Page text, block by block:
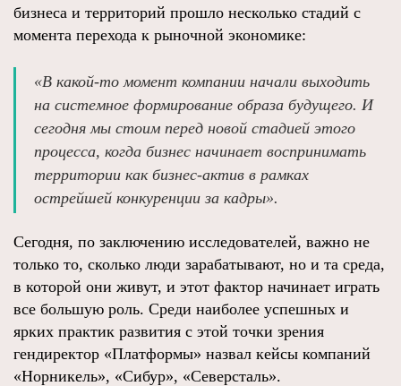
бизнеса и территорий прошло несколько стадий с
момента перехода к рыночной экономике:
«В какой-то момент компании начали выходить
на системное формирование образа будущего. И
сегодня мы стоим перед новой стадией этого
процесса, когда бизнес начинает воспринимать
территории как бизнес-актив в рамках
острейшей конкуренции за кадры».
Сегодня, по заключению исследователей, важно не
только то, сколько люди зарабатывают, но и та среда,
в которой они живут, и этот фактор начинает играть
все большую роль. Среди наиболее успешных и
ярких практик развития с этой точки зрения
гендиректор «Платформы» назвал кейсы компаний
«Норникель», «Сибур», «Северсталь».